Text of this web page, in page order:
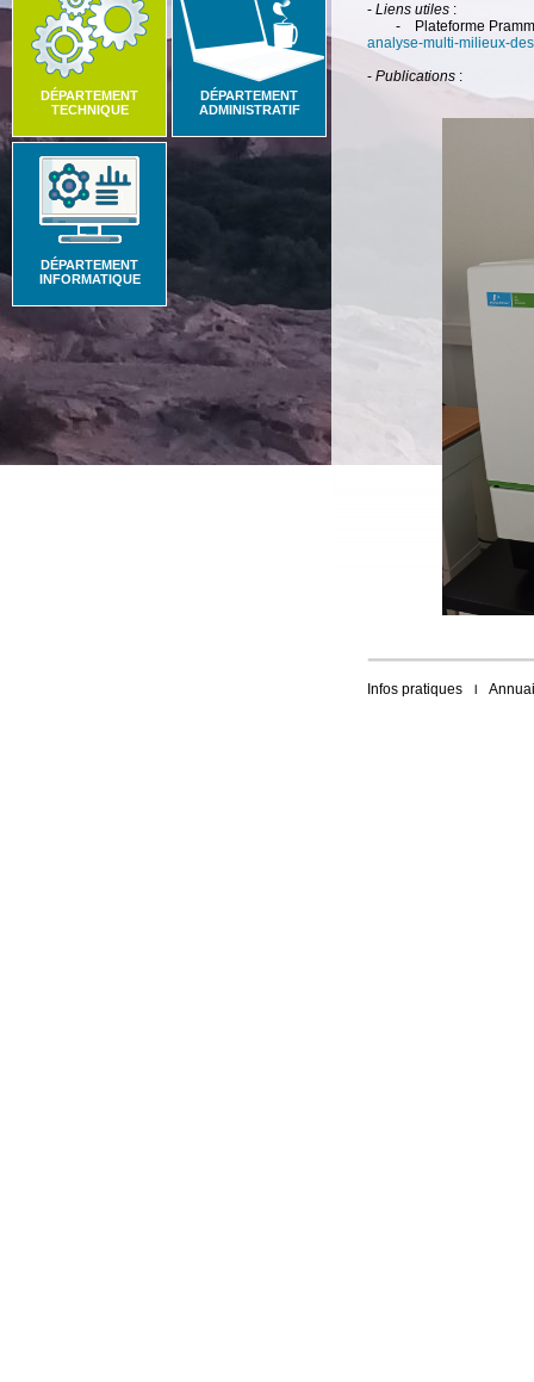
DÉPARTEMENT
TECHNIQUE
DÉPARTEMENT
ADMINISTRATIF
DÉPARTEMENT
INFORMATIQUE
- Liens utiles :
- Plateforme
analyse-multi-milieux-
- Publications :
Infos pratiques